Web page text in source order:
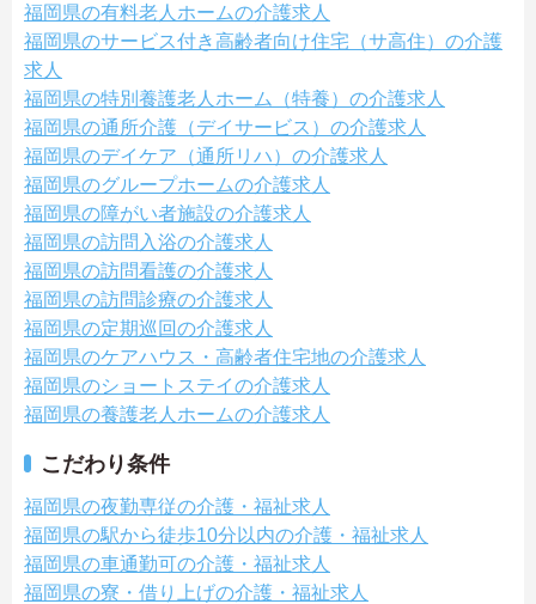
福岡県の有料老人ホームの介護求人
福岡県のサービス付き高齢者向け住宅（サ高住）の介護
求人
福岡県の特別養護老人ホーム（特養）の介護求人
福岡県の通所介護（デイサービス）の介護求人
福岡県のデイケア（通所リハ）の介護求人
福岡県のグループホームの介護求人
福岡県の障がい者施設の介護求人
福岡県の訪問入浴の介護求人
福岡県の訪問看護の介護求人
福岡県の訪問診療の介護求人
福岡県の定期巡回の介護求人
福岡県のケアハウス・高齢者住宅地の介護求人
福岡県のショートステイの介護求人
福岡県の養護老人ホームの介護求人
こだわり条件
福岡県の夜勤専従の介護・福祉求人
福岡県の駅から徒歩10分以内の介護・福祉求人
福岡県の車通勤可の介護・福祉求人
福岡県の寮・借り上げの介護・福祉求人